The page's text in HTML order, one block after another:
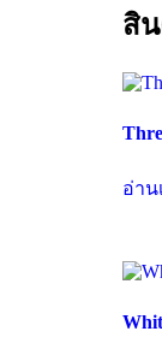
สิ
อ่าน